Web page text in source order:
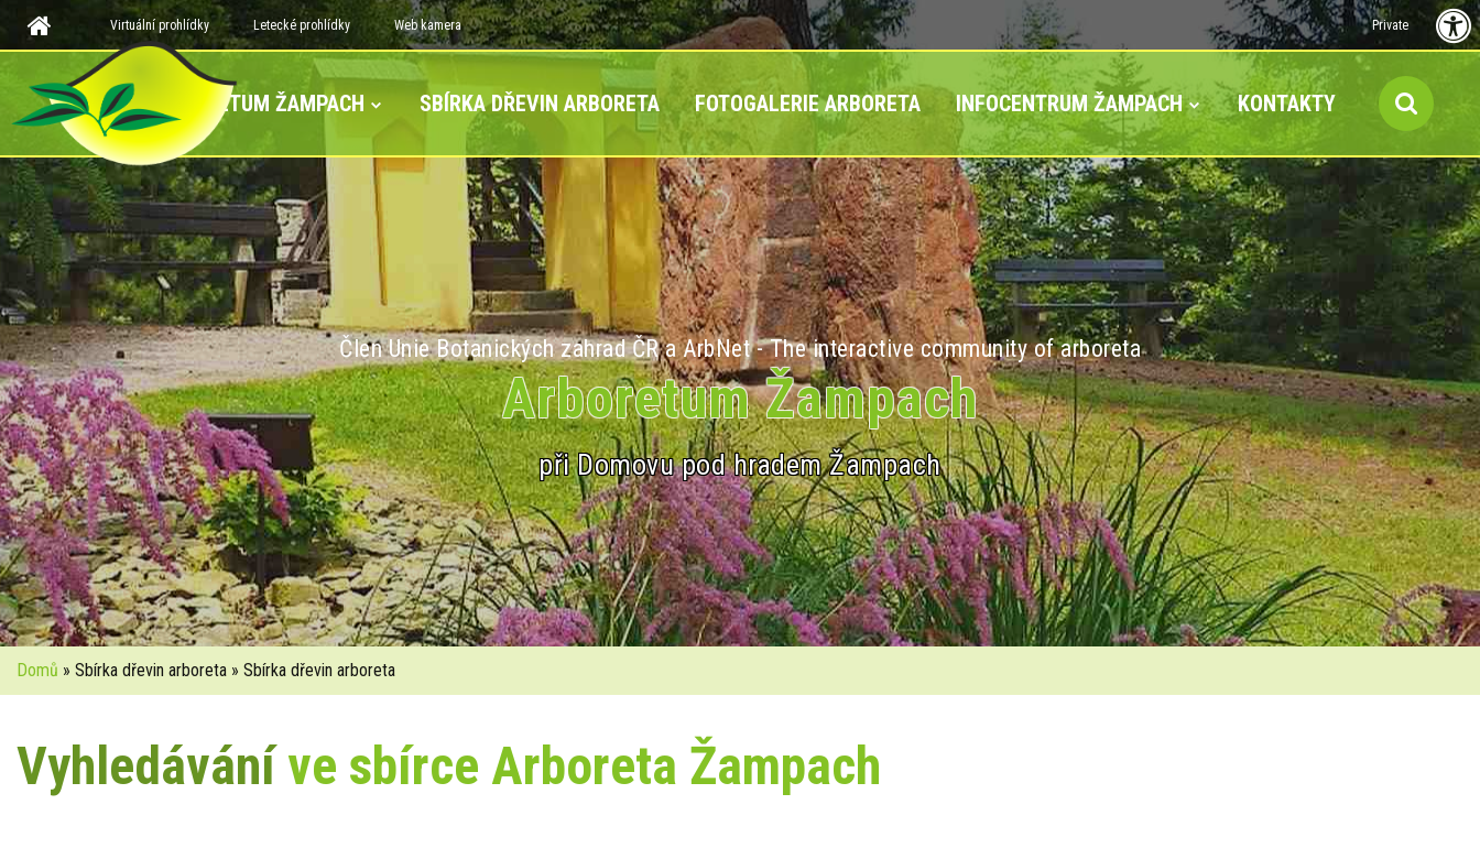
Virtuální prohlídky Letecké prohlídky Web kamera Private
ARBORETUM ŽAMPACH SBÍRKA DŘEVIN ARBORETA FOTOGALERIE ARBORETA INFOCENTRUM ŽAMPACH KONTAKTY
Člen Unie Botanických zahrad ČR a ArbNet - The interactive community of arboreta
Arboretum Žampach
při Domovu pod hradem Žampach
Domů » Sbírka dřevin arboreta » Sbírka dřevin arboreta
Vyhledáváníve sbírce Arboreta Žampach